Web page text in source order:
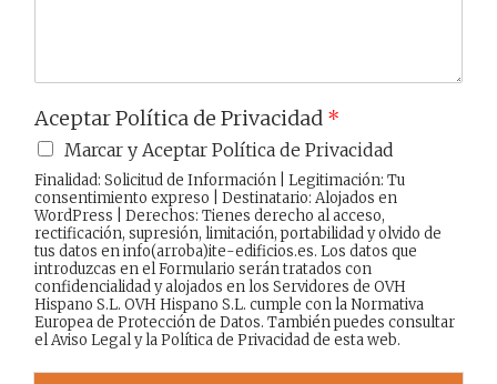
Aceptar Política de Privacidad *
Marcar y Aceptar Política de Privacidad
Finalidad: Solicitud de Información | Legitimación: Tu
consentimiento expreso | Destinatario: Alojados en
WordPress | Derechos: Tienes derecho al acceso,
rectificación, supresión, limitación, portabilidad y olvido de
tus datos en info(arroba)ite-edificios.es. Los datos que
introduzcas en el Formulario serán tratados con
confidencialidad y alojados en los Servidores de OVH
Hispano S.L. OVH Hispano S.L. cumple con la Normativa
Europea de Protección de Datos. También puedes consultar
elAviso Legaly laPolítica de Privacidadde esta web.